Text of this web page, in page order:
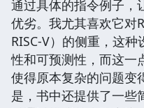
通过具体的指令例子，
优劣。我尤其喜欢它对
RISC-V）的侧重，这
性和可预测性，而这一
使得原本复杂的问题变
是，书中还提供了一些